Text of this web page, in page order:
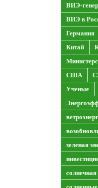
ВИЭ-
ВИЭ в
Германия
Китай
США
Ученые
зеленая
солнечная